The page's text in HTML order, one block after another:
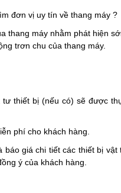
đơn vị uy tín về thang máy ?
thang máy nhằm phát hiện
trơn chu của thang máy.
thiết bị (nếu có) sẽ được
phí cho khách hàng.
báo giá chi tiết các thiết bị vật
ý của khách hàng.